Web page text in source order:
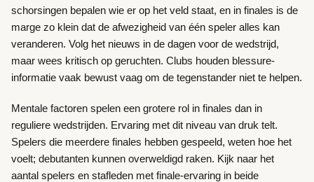
schorsingen bepalen wie er op het veld staat, en in finales is de
marge zo klein dat de afwezigheid van één speler alles kan
veranderen. Volg het nieuws in de dagen voor de wedstrijd,
maar wees kritisch op geruchten. Clubs houden blessure-
informatie vaak bewust vaag om de tegenstander niet te helpen.
Mentale factoren spelen een grotere rol in finales dan in
reguliere wedstrijden. Ervaring met dit niveau van druk telt.
Spelers die meerdere finales hebben gespeeld, weten hoe het
voelt; debutanten kunnen overweldigd raken. Kijk naar het
aantal spelers en stafleden met finale-ervaring in beide